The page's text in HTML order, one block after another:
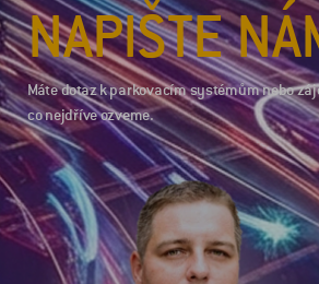
NAPIŠTE
Máte dotaz k parkovacím systémům nebo
co nejdříve ozveme.